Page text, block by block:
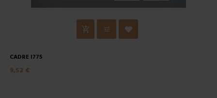
CADRE I775
9,52 €